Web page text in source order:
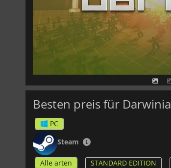
Besten preis für Darwinia
PC
Steam
Alle arten STANDARD EDITION